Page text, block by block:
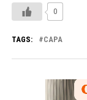
0
TAGS: CAPA